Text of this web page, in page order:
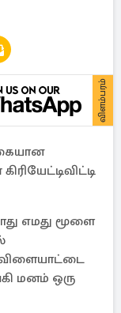
விளம்பரம்
எமது மூளை
மனம் ஒரு